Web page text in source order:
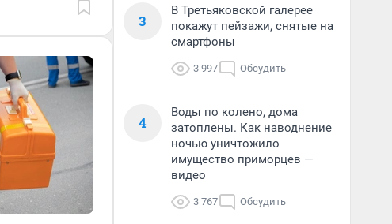
3
В Третьяковской галерее
покажут пейзажи, снятые на
смартфоны
3 997 Обсудить
4
Воды по колено, дома
затоплены. Как наводнение
ночью уничтожило
имущество приморцев —
видео
3 767 Обсудить